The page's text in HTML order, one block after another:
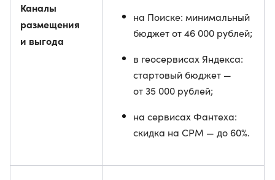
Каналы
размещения
и выгода
на Поиске: минимальный
бюджет от 46 000 рублей;
в геосервисах Яндекса:
стартовый бюджет —
от 35 000 рублей;
на сервисах Фантеха:
скидка на CPM — до 60%.